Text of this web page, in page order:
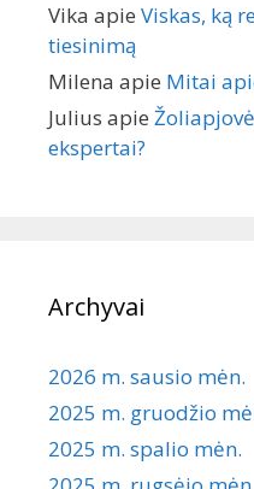
Vika apie Viskas, ką
tiesinimą
Milena apie Mitai
Julius apie
ekspertai?
Archyvai
2026 m. sausio mėn.
2025 m. gruodžio
2025 m. spalio mėn.